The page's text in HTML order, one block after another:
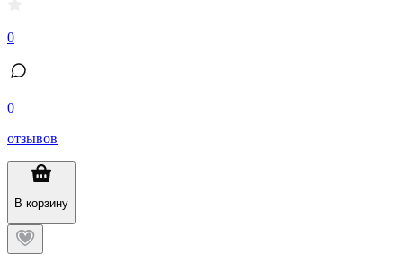
0
0
отзывов
В корзину